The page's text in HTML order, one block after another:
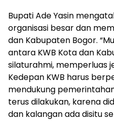
Bupati Ade Yasin
organisasi besar dan
dan Kabupaten Bogor.
antara KWB Kota dan
silaturahmi, memperluas
Kedepan KWB harus
mendukung
terus dilakukan, karena
dan kalangan ada disitu